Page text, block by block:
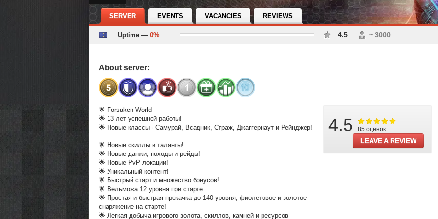
SERVER EVENTS VACANCIES REVIEWS
Uptime — 0% 4.5 ~ 3000
About server:
🌟 Forsaken World
🌟 13 лет успешной работы!
🌟 Новые классы - Самурай, Всадник, Страж, Джаггернаут и Рейнджер!
🌟 Новые скиллы и таланты!
🌟 Новые данжи, походы и рейды!
🌟 Новые PvP локации!
🌟 Уникальный контент!
🌟 Быстрый старт и множество бонусов!
🌟 Вельможа 12 уровня при старте
🌟 Простая и быстрая прокачка до 140 уровня, фиолетовое и золотое
снаряжение на старте!
🌟 Легкая добыча игрового золота, скиллов, камней и ресурсов
4.5 85 оценок
LEAVE A REVIEW